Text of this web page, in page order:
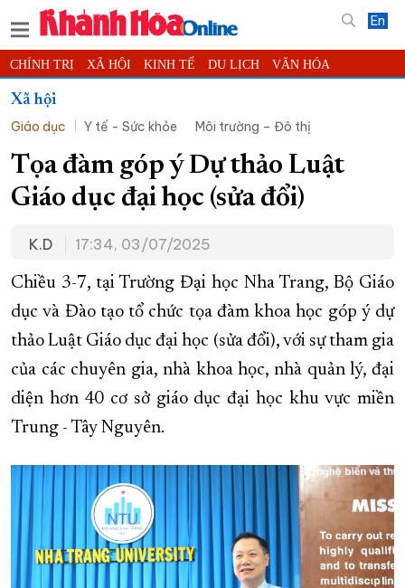
En
CHÍNH TRỊ XÃ HỘI KINH TẾ DU LỊCH VĂN HÓA
THỂ THAO
KHOA HỌC - CÔNG NGHỆ PHÁP LUẬT BẠN ĐỌC
THẾ GIỚI MULTIMEDIA VIDEO ĐỌC BÁO ONLINE
PODCAST THÔNG TIN - QUẢNG CÁO
TRƯỜNG SA BIỂN ĐẢO QUÊ HƯƠNG
CHUNG TAY CẢI CÁCH HÀNH CHÍNH
XÂY DỰNG NÔNG THÔN MỚI LỊCH CẮT ĐIỆN
TÀU - XE - MÁY BAY
KỶ NIỆM 370 NĂM XÂY DỰNG VÀ PHÁT TRIỂN TỈNH KHÁNH HÒA
KHOẢNH KHẮC ĐẸP XỨ TRẦM
XÂY DỰNG KHÁNH HÒA TRỞ THÀNH THÀNH PHỐ TRỰC THUỘC
ĐẠI HỘI ĐẢNG CÁC CẤP TRANG CHỦ VỀ BÁO KHÁNH HÒA
Xã hội
Giáo dục
Y tế - Sức khỏe Môi trường – Đô thị
Tọa đàm góp ý Dự thảo Luật
Giáo dục đại học (sửa đổi)
K.D 17:34, 03/07/2025
Chiều 3-7, tại Trường Đại học Nha Trang, Bộ Giáo
dục và Đào tạo tổ chức tọa đàm khoa học góp ý dự
thảo Luật Giáo dục đại học (sửa đổi), với sự tham gia
của các chuyên gia, nhà khoa học, nhà quản lý, đại
diện hơn 40 cơ sở giáo dục đại học khu vực miền
Trung - Tây Nguyên.